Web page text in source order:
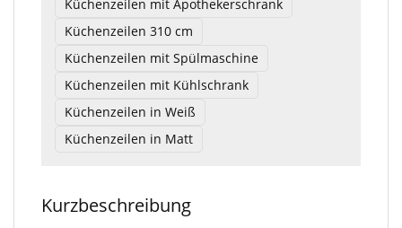
Küchenzeilen mit Apothekerschrank
Küchenzeilen 310 cm
Küchenzeilen mit Spülmaschine
Küchenzeilen mit Kühlschrank
Küchenzeilen in Weiß
Küchenzeilen in Matt
Kurzbeschreibung